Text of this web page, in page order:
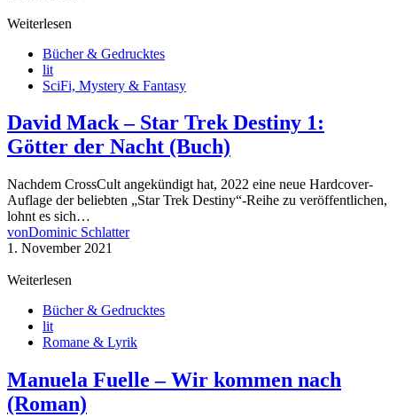
Weiterlesen
Bücher & Gedrucktes
lit
SciFi, Mystery & Fantasy
David Mack – Star Trek Destiny 1:
Götter der Nacht (Buch)
Nachdem CrossCult angekündigt hat, 2022 eine neue Hardcover-
Auflage der beliebten „Star Trek Destiny“-Reihe zu veröffentlichen,
lohnt es sich…
vonDominic Schlatter
1. November 2021
Weiterlesen
Bücher & Gedrucktes
lit
Romane & Lyrik
Manuela Fuelle – Wir kommen nach
(Roman)